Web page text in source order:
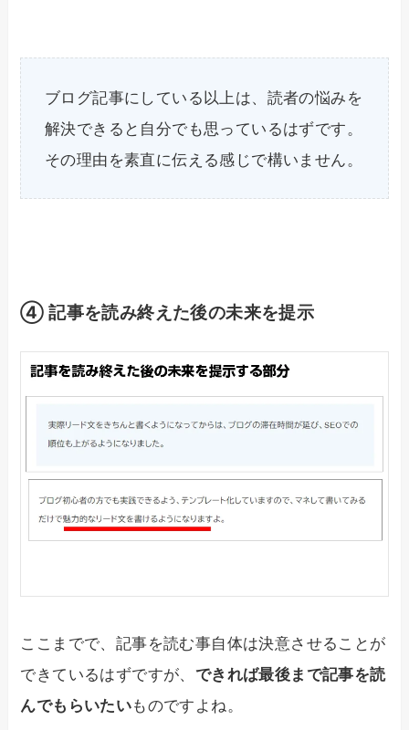
ブログ記事にしている以上は、読者の悩みを
解決できると自分でも思っているはずです。
その理由を素直に伝える感じで構いません。
④ 記事を読み終えた後の未来を提示
ここまでで、記事を読む事自体は決意させることが
できているはずですが、 できれば最後まで記事を読
んでもらいたいものですよね。